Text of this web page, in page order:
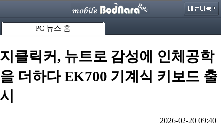
PC 뉴스 홈
지클릭커, 뉴트로 감성에 인체공학
을 더하다 EK700 기계식 키보드 출
시
2026-02-20 09:40